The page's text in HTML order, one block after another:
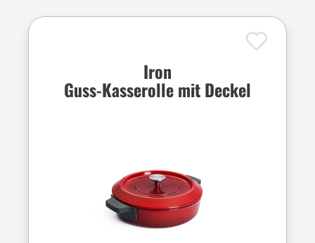
Iron
Guss-Kasserolle mit Deckel